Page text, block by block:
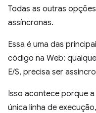
Todas as outras
assíncronas.
Essa é uma das
código na Web:
E/S, precisa ser
Isso acontece porque
única linha de